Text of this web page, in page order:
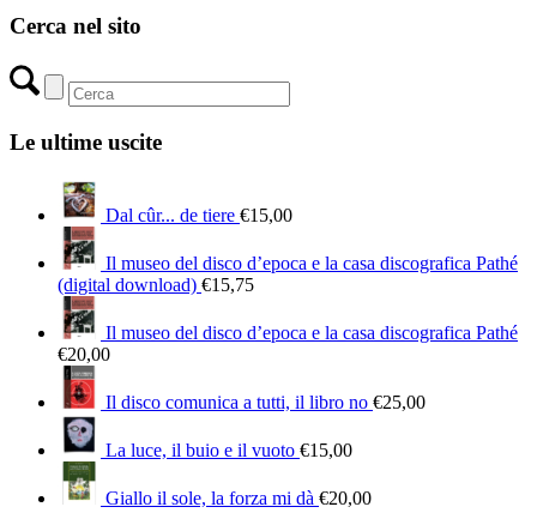
Cerca nel sito
Le ultime uscite
Dal cûr... de tiere €15,00
Il museo del disco d’epoca e la casa discografica Pathé
(digital download) €15,75
Il museo del disco d’epoca e la casa discografica Pathé
€20,00
Il disco comunica a tutti, il libro no €25,00
La luce, il buio e il vuoto €15,00
Giallo il sole, la forza mi dà €20,00